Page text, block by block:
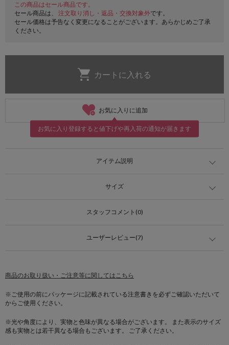
この商品はセール商品です。
セール商品は、 注文取り消し・返品・交換対象外です。
セール価格は予告なく変更になることがございます。あらかじめご了承
ください。
お気に入りに追加
お気に入り登録すると値下げや再入荷の通知が届きます
アイテム説明
サイズ
スタッフコメント(0)
ユーザーレビュー(7)
商品のお取り扱い・ご注意等に関してはこちら
※ご使用の前にパッケージに記載されている注意書きを必ずご確認いただいて
からご使用ください。
※光や角度により、実物と色味が異なる場合がございます。
また表示のサイズ
感も実物とは若干異なる場合もございます。 ご了承ください。